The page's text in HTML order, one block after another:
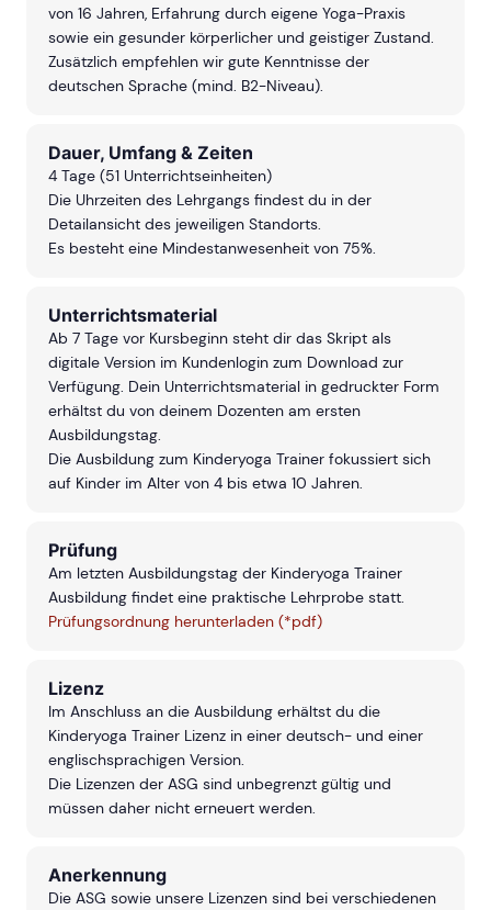
von 16 Jahren, Erfahrung durch eigene Yoga-Praxis
sowie ein gesunder körperlicher und geistiger Zustand.
Zusätzlich empfehlen wir gute Kenntnisse der
deutschen Sprache (mind. B2-Niveau).
Dauer, Umfang & Zeiten
4 Tage (51 Unterrichtseinheiten)
Die Uhrzeiten des Lehrgangs findest du in der
Detailansicht des jeweiligen Standorts.
Es besteht eine Mindestanwesenheit von 75%.
Unterrichtsmaterial
Ab 7 Tage vor Kursbeginn steht dir das Skript als
digitale Version im Kundenlogin zum Download zur
Verfügung. Dein Unterrichtsmaterial in gedruckter Form
erhältst du von deinem Dozenten am ersten
Ausbildungstag.
Die Ausbildung zum Kinderyoga Trainer fokussiert sich
auf Kinder im Alter von 4 bis etwa 10 Jahren.
Prüfung
Am letzten Ausbildungstag der Kinderyoga Trainer
Ausbildung findet eine praktische Lehrprobe statt.
Prüfungsordnung herunterladen (*pdf)
Lizenz
Im Anschluss an die Ausbildung erhältst du die
Kinderyoga Trainer Lizenz in einer deutsch- und einer
englischsprachigen Version.
Die Lizenzen der ASG sind unbegrenzt gültig und
müssen daher nicht erneuert werden.
Anerkennung
Die ASG sowie unsere Lizenzen sind bei verschiedenen